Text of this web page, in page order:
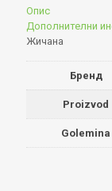
Опис
Дополнителни
Жичана
Бренд
Proizvod
Golemina